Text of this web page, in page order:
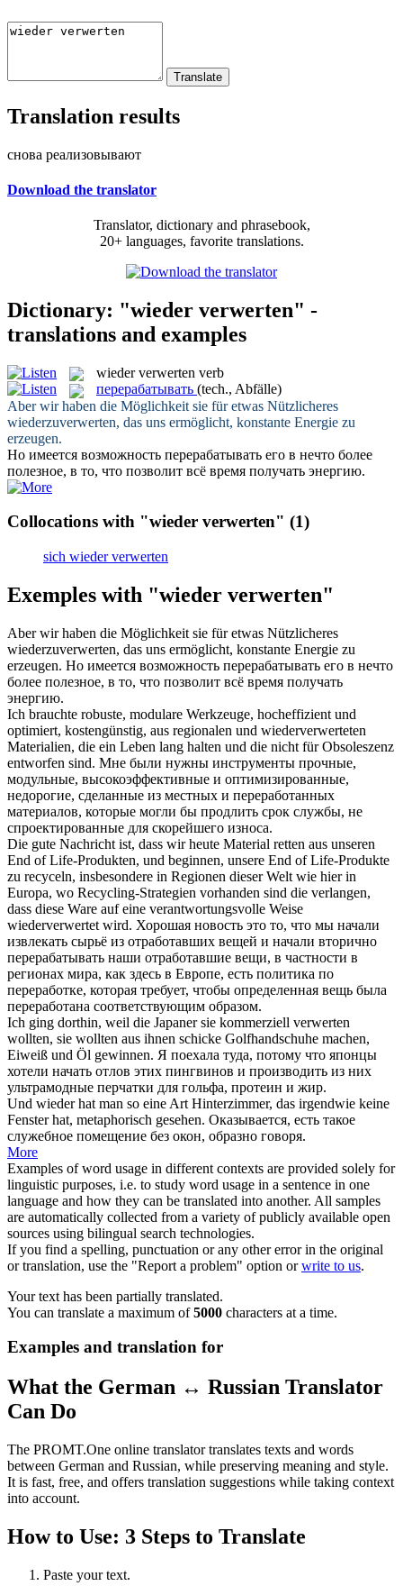
Translation results
снова реализовывают
Download the translator
Translator, dictionary and phrasebook,
20+ languages, favorite translations.
Dictionary: "wieder verwerten" -
translations and examples
wieder verwerten verb
перерабатывать (tech., Abfälle)
Aber wir haben die Möglichkeit sie für etwas Nützlicheres
wiederzuverwerten, das uns ermöglicht, konstante Energie zu
erzeugen.
Но имеется возможность перерабатывать его в нечто более
полезное, в то, что позволит всё время получать энергию.
Collocations with "wieder verwerten" (1)
sich wieder verwerten
Exemples with "wieder verwerten"
Aber wir haben die Möglichkeit sie für etwas Nützlicheres
wiederzuverwerten, das uns ermöglicht, konstante Energie zu
erzeugen. Но имеется возможность перерабатывать его в нечто
более полезное, в то, что позволит всё время получать
энергию.
Ich brauchte robuste, modulare Werkzeuge, hocheffizient und
optimiert, kostengünstig, aus regionalen und wiederverwerteten
Materialien, die ein Leben lang halten und die nicht für Obsoleszenz
entworfen sind. Мне были нужны инструменты прочные,
модульные, высокоэффективные и оптимизированные,
недорогие, сделанные из местных и переработанных
материалов, которые могли бы продлить срок службы, не
спроектированные для скорейшего износа.
Die gute Nachricht ist, dass wir heute Material retten aus unseren
End of Life-Produkten, und beginnen, unsere End of Life-Produkte
zu recyceln, insbesondere in Regionen dieser Welt wie hier in
Europa, wo Recycling-Strategien vorhanden sind die verlangen,
dass diese Ware auf eine verantwortungsvolle Weise
wiederverwertet wird. Хорошая новость это то, что мы начали
извлекать сырьё из отработавших вещей и начали вторично
перерабатывать наши отработавшие вещи, в частности в
регионах мира, как здесь в Европе, есть политика по
переработке, которая требует, чтобы определенная вещь была
переработана соответствующим образом.
Ich ging dorthin, weil die Japaner sie kommerziell verwerten
wollten, sie wollten aus ihnen schicke Golfhandschuhe machen,
Eiweiß und Öl gewinnen. Я поехала туда, потому что японцы
хотели начать отлов этих пингвинов и производить из них
ультрамодные перчатки для гольфа, протеин и жир.
Und wiederhat man so eine Art Hinterzimmer, das irgendwie keine
Fenster hat, metaphorisch gesehen. Оказывается, есть такое
служебное помещение без окон, образно говоря.
More
Examples of word usage in different contexts are provided solely for
linguistic purposes, i.e. to study word usage in a sentence in one
language and how they can be translated into another. All samples
are automatically collected from a variety of publicly available open
sources using bilingual search technologies.
If you find a spelling, punctuation or any other error in the original
or translation, use the "Report a problem" option orwrite to us.
Your text has been partially translated.
You can translate a maximum of5000 characters at a time.
Examples and translation for
What the German ↔ Russian Translator
Can Do
The PROMT.One online translator translates texts and words
between German and Russian, while preserving meaning and style.
It is fast, free, and offers translation suggestions while taking context
into account.
How to Use: 3 Steps to Translate
Paste your text.